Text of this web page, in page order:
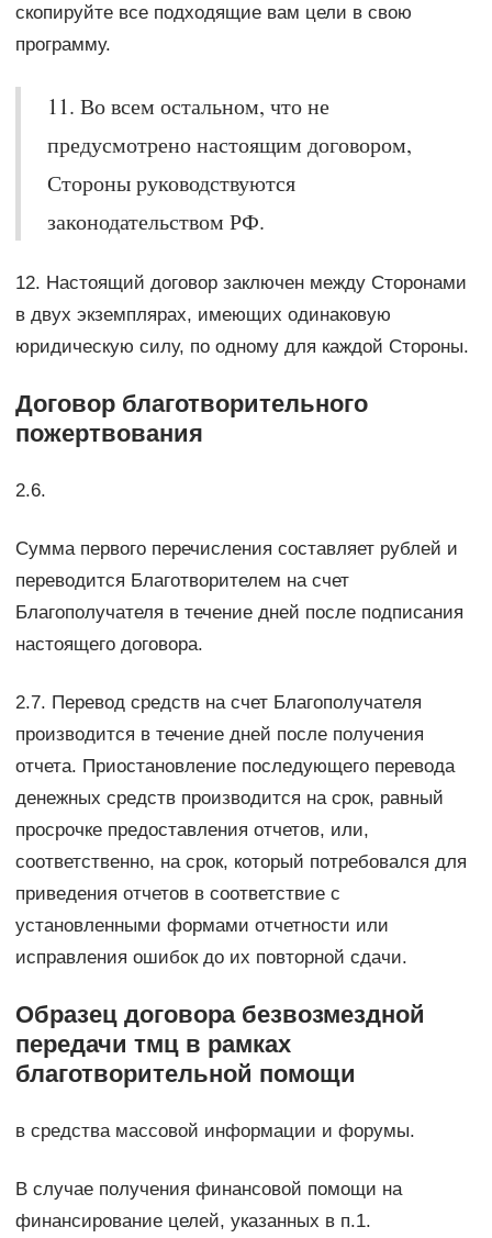
скопируйте все подходящие вам цели в свою
программу.
11. Во всем остальном, что не
предусмотрено настоящим договором,
Стороны руководствуются
законодательством РФ.
12. Настоящий договор заключен между Сторонами
в двух экземплярах, имеющих одинаковую
юридическую силу, по одному для каждой Стороны.
Договор благотворительного
пожертвования
2.6.
Сумма первого перечисления составляет рублей и
переводится Благотворителем на счет
Благополучателя в течение дней после подписания
настоящего договора.
2.7. Перевод средств на счет Благополучателя
производится в течение дней после получения
отчета. Приостановление последующего перевода
денежных средств производится на срок, равный
просрочке предоставления отчетов, или,
соответственно, на срок, который потребовался для
приведения отчетов в соответствие с
установленными формами отчетности или
исправления ошибок до их повторной сдачи.
Образец договора безвозмездной
передачи тмц в рамках
благотворительной помощи
в средства массовой информации и форумы.
В случае получения финансовой помощи на
финансирование целей, указанных в п.1.